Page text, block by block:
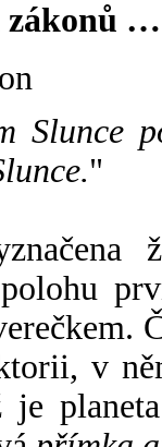
zákonů …
Slunce
"
v